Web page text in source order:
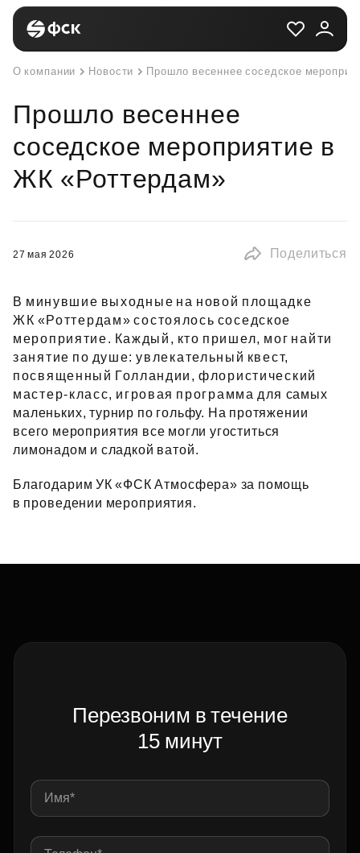
О компании Новости Прошло весеннее соседское
Прошло весеннее
соседское мероприятие в
ЖК «Роттердам»
27 мая 2026 Поделиться
В минувшие выходные на новой площадке
ЖК «Роттердам» состоялось соседское
мероприятие. Каждый, кто пришел, мог найти
занятие по душе: увлекательный квест,
посвященный Голландии, флористический
мастер‑класс, игровая программа для самых
маленьких, турнир по гольфу. На протяжении
всего мероприятия все могли угоститься
лимонадом и сладкой ватой.
Благодарим УК «ФСК Атмосфера» за помощь
в проведении мероприятия.
Перезвоним в течение
15 минут